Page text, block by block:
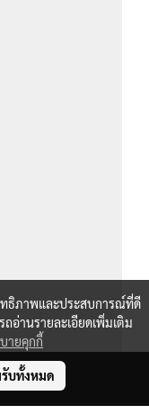
ทธิภาพและประสบการณ์ที่ดี
อ่านรายละเอียดเพิ่มเติม
ายคุกกี้
บทั้งหมด